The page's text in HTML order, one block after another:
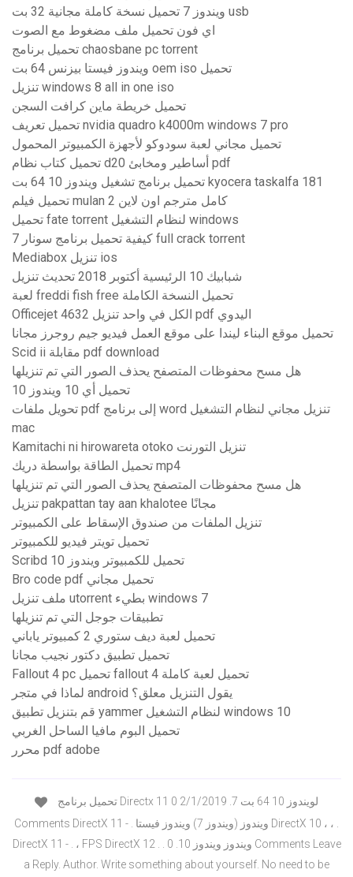
ويندوز 7 تحميل نسخة كاملة مجانية 32 بت usb
اي فون تحميل ملف مضغوط مع الصوت
تحميل برنامج chaosbane pc torrent
ويندوز فيستا بيزنس 64 بت oem iso تحميل
تنزيل windows 8 all in one iso
تحميل خريطة ماين كرافت السجن
تحميل تعريف nvidia quadro k4000m windows 7 pro
تحميل مجاني لعبة سودوكو لأجهزة الكمبيوتر المحمول
تحميل كتاب نظام d20 أساطير ومخابئ pdf
تحميل برنامج تشغيل ويندوز 10 64 بت kyocera taskalfa 181
تحميل فيلم mulan 2 كامل مترجم اون لاين
تحميل fate torrent لنظام التشغيل windows
كيفية تحميل برنامج سونار 7 full crack torrent
Mediabox تنزيل ios
شبابيك 10 الرئيسية أكتوبر 2018 تحديث تنزيل
لعبة freddi fish free تحميل النسخة الكاملة
Officejet 4632 الكل في واحد تنزيل pdf اليدوي
تحميل موقع البناء ليندا على موقع العمل فيديو جيم روجرز مجانا
Scid ii مقابلة pdf download
هل مسح محفوظات المتصفح يحذف الصور التي تم تنزيلها
تحميل أي 10 ويندوز 10
تحويل ملفات pdf إلى برنامج word تنزيل مجاني لنظام التشغيل
mac
Kamitachi ni hirowareta otoko تنزيل التورنت
تحميل الطاقة بواسطة دريك mp4
هل مسح محفوظات المتصفح يحذف الصور التي تم تنزيلها
تنزيل pakpattan tay aan khalotee مجانًا
تنزيل الملفات من صندوق الإسقاط على الكمبيوتر
تحميل تويتر فيديو للكمبيوتر
Scribd تحميل للكمبيوتر ويندوز 10
Bro code pdf تحميل مجاني
ملف تنزيل utorrent بطيء windows 7
تطبيقات جوجل التي تم تنزيلها
تحميل لعبة ديف ستوري 2 كمبيوتر ياباني
تحميل تطبيق دكتور نجيب مجانا
Fallout 4 pc تحميل fallout 4 تحميل لعبة كاملة
لماذا في متجر android يقول التنزيل معلق؟
قم بتنزيل تطبيق yammer لنظام التشغيل windows 10
تحميل البوم مافيا الساحل الغربي
محرر pdf adobe
Comments DirectX 11 - . ويندوز (ويندوز 7) ويندوز فيستا DirectX 10 ، ، .
DirectX 11 - . ، FPS DirectX 12 . . ويندوز ويندوز 10. 0 Comments Leave
a Reply. Author. Write something about yourself. No need to be